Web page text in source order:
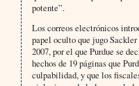
potente”.
Los correos electrónicos
papel oculto que jugo
2007, por el que Purdue se
hechos de 19 páginas que
culpabilidad, y que los